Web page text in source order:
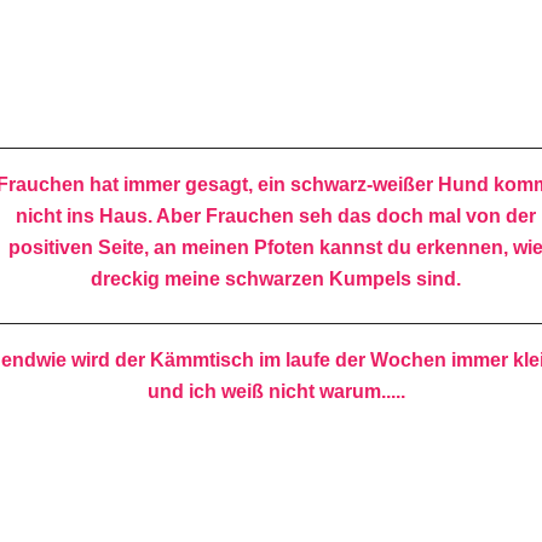
hat immer gesagt, ein schwarz-weißer Hund
nicht ins Haus. Aber Frauchen seh das doch mal von der
positiven Seite, an meinen Pfoten kannst du erkennen, wie
dreckig meine schwarzen Kumpels sind.
wird der Kämmtisch im laufe der Wochen immer
und ich weiß nicht warum.....